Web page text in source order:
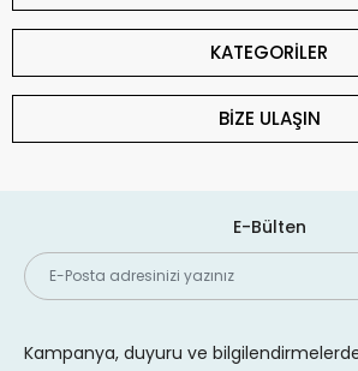
KATEGORİLER
BİZE ULAŞIN
E-Bülten
Kampanya, duyuru ve